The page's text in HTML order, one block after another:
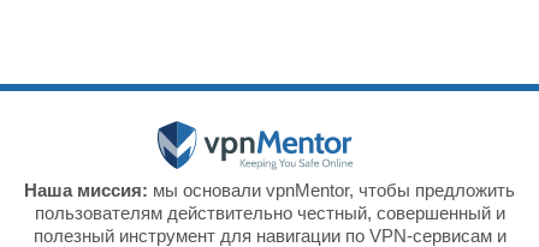
Наша миссия: мы основали vpnMentor, чтобы предложить
пользователям действительно честный, совершенный и
полезный инструмент для навигации по VPN-сервисам и